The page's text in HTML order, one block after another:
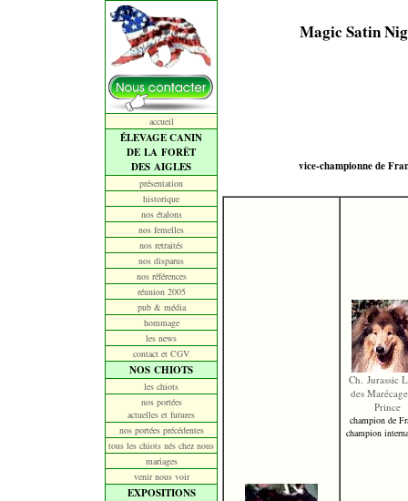
accueil
ÉLEVAGE CANIN
DE LA FORÊT
DES AIGLES
présentation
historique
nos étalons
nos femelles
nos retraités
nos disparus
nos références
réunion 2005
pub & média
hommage
les news
contact et CGV
NOS CHIOTS
les chiots
nos portées
actuelles et futures
nos portées précédentes
tous les chiots nés chez nous
mariages
venir nous voir
EXPOSITIONS
Magic Satin
vice-championne de
Ch. Jurassic
des
Prince
champion de
champion